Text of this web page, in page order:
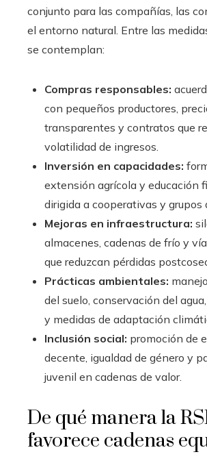
conjunto para las compañías, las
el entorno natural. Entre las
se contemplan:
Compras responsables:
con pequeños productores,
transparentes y contratos que
volatilidad de ingresos.
Inversión en capacidades:
extensión agrícola y educación
dirigida a cooperativas y grupos
Mejoras en infraestructura:
almacenes, cadenas de frío y
que reduzcan pérdidas
Prácticas ambientales:
del suelo, conservación del
y medidas de adaptación
Inclusión social: promoción de
decente, igualdad de género y
juvenil en cadenas de valor.
De qué manera la
favorece cadenas